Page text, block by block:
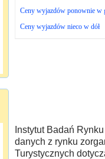
Ceny wyjazdów ponownie w
Ceny wyjazdów nieco w dół
Instytut Badań
danych z rynku
Turystycznych